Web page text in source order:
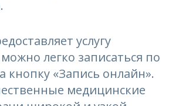
услугу
легко записаться по
кнопку «Запись онлайн».
медицинские